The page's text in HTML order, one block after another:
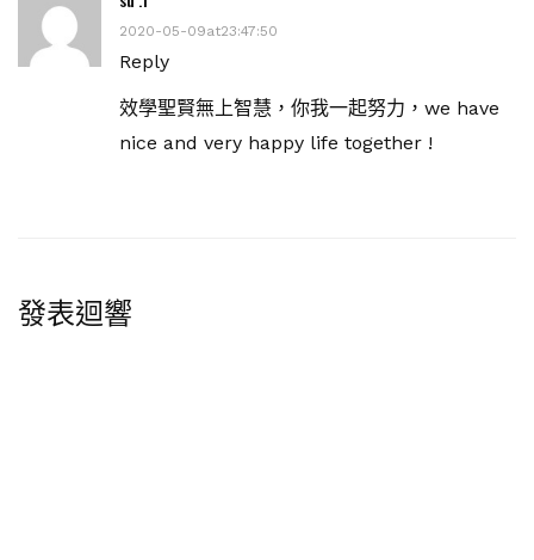
2020-05-09at23:47:50
Reply
效學聖賢無上智慧，你我一起努力，we have
nice and very happy life together !
發表迴響